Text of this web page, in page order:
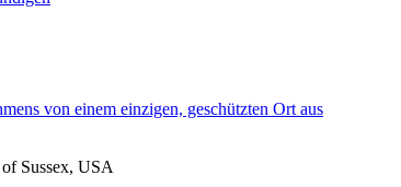
von einem einzigen, geschützten Ort aus
Sussex, USA